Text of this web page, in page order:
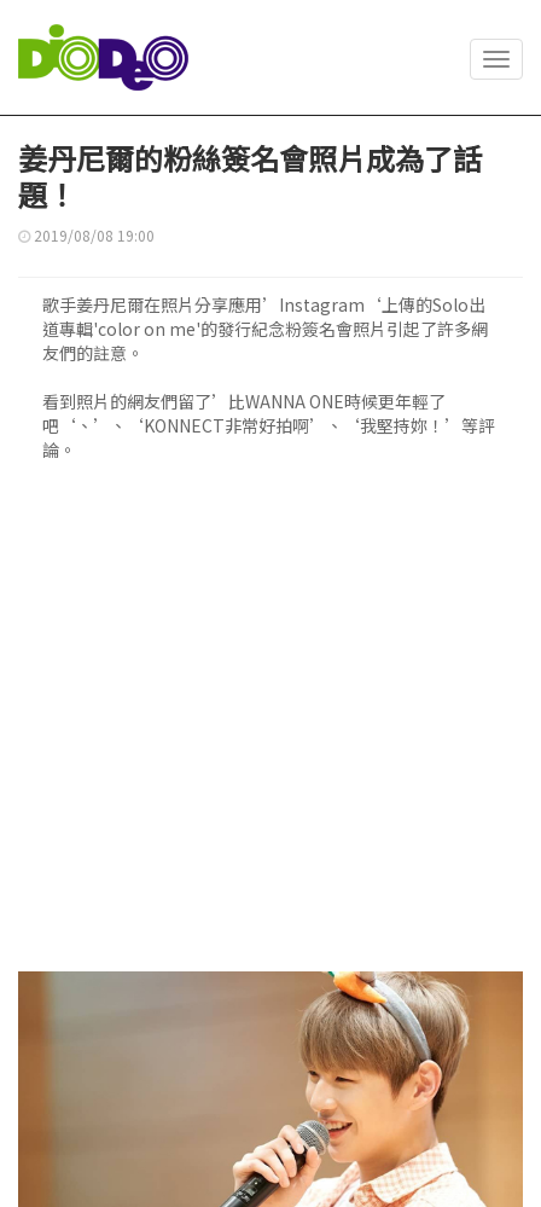
姜丹尼爾的粉絲簽名會照片成為了話
題！
2019/08/08 19:00
歌手姜丹尼爾在照片分享應用’Instagram‘上傳的Solo出
道專輯'color on me'的發行紀念粉簽名會照片引起了許多網
友們的註意。
看到照片的網友們留了’比WANNA ONE時候更年輕了
吧‘、’、‘KONNECT非常好拍啊’、‘我堅持妳！’等評
論。